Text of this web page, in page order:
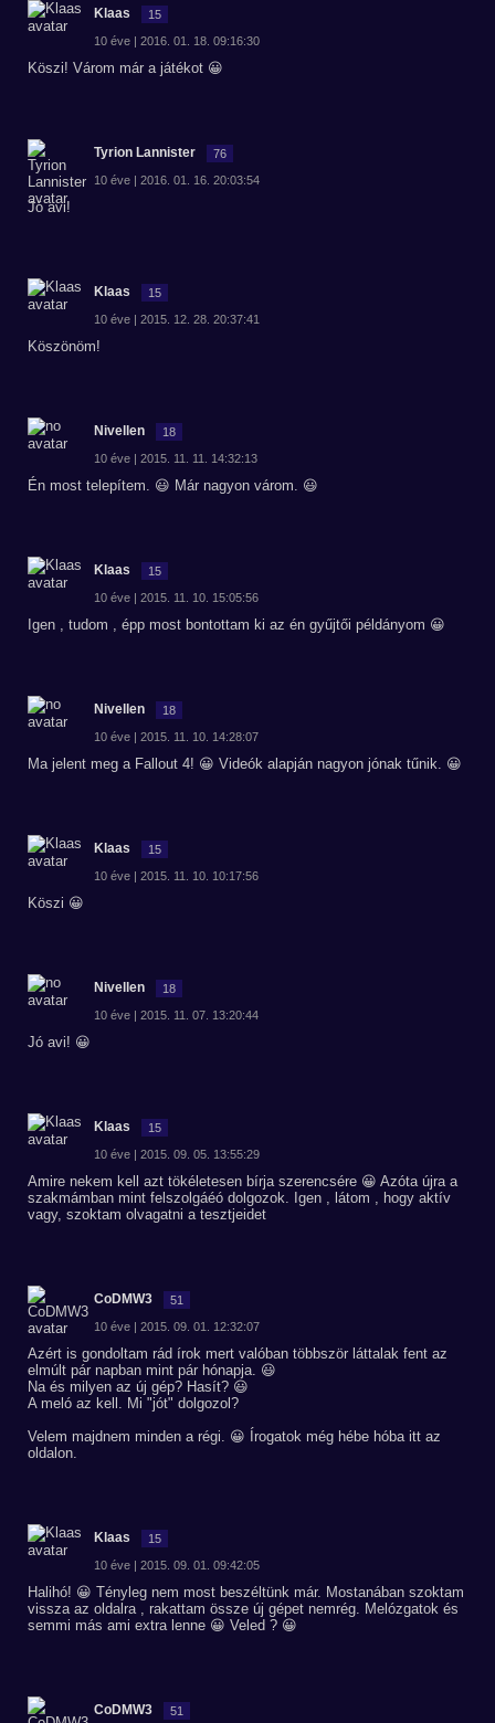
Klaas 15
10 éve | 2016. 01. 18. 09:16:30
Köszi! Várom már a játékot 😀
Tyrion Lannister 76
10 éve | 2016. 01. 16. 20:03:54
Jó avi!
Klaas 15
10 éve | 2015. 12. 28. 20:37:41
Köszönöm!
Nivellen 18
10 éve | 2015. 11. 11. 14:32:13
Én most telepítem. 😃 Már nagyon várom. 😃
Klaas 15
10 éve | 2015. 11. 10. 15:05:56
Igen , tudom , épp most bontottam ki az én gyűjtői példányom 😀
Nivellen 18
10 éve | 2015. 11. 10. 14:28:07
Ma jelent meg a Fallout 4! 😀 Videók alapján nagyon jónak tűnik. 😀
Klaas 15
10 éve | 2015. 11. 10. 10:17:56
Köszi 😀
Nivellen 18
10 éve | 2015. 11. 07. 13:20:44
Jó avi! 😀
Klaas 15
10 éve | 2015. 09. 05. 13:55:29
Amire nekem kell azt tökéletesen bírja szerencsére 😀 Azóta újra a
szakmámban mint felszolgáéó dolgozok. Igen , látom , hogy aktív
vagy, szoktam olvagatni a tesztjeidet
CoDMW3 51
10 éve | 2015. 09. 01. 12:32:07
Azért is gondoltam rád írok mert valóban többször láttalak fent az
elmúlt pár napban mint pár hónapja. 😃
Na és milyen az új gép? Hasít? 😃
A meló az kell. Mi "jót" dolgozol?
Velem majdnem minden a régi. 😀 Írogatok még hébe hóba itt az
oldalon.
Klaas 15
10 éve | 2015. 09. 01. 09:42:05
Halihó! 😀 Tényleg nem most beszéltünk már. Mostanában szoktam
vissza az oldalra , rakattam össze új gépet nemrég. Melózgatok és
semmi más ami extra lenne 😀 Veled ? 😀
CoDMW3 51